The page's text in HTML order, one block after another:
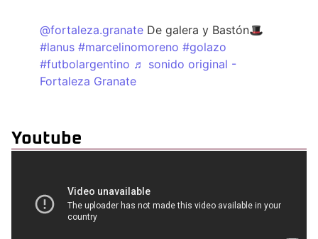
@fortaleza.granate De galera y Bastón🎩
#lanus #marcelinomoreno #golazo
#futbolargentino ♬ sonido original -
Fortaleza Granate
Youtube